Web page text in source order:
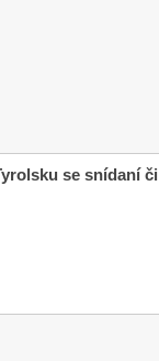
se snídaní či